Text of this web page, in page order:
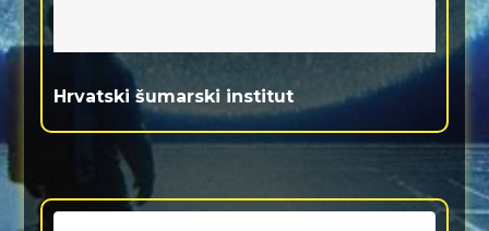
Hrvatski šumarski institut